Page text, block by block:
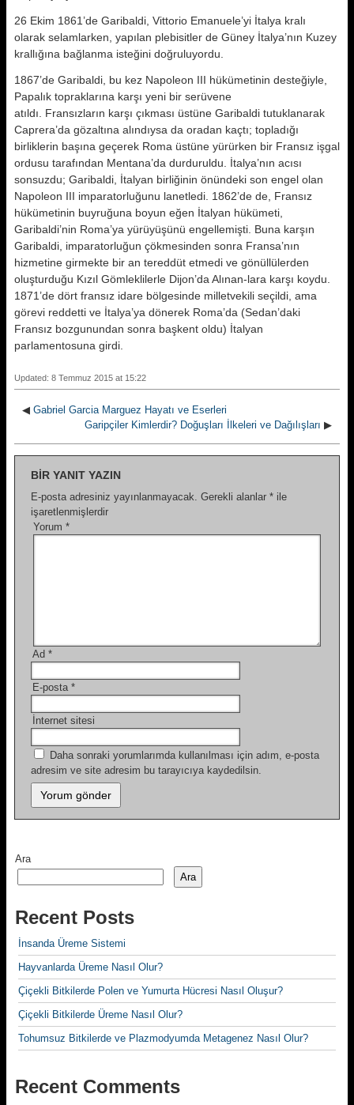
26 Ekim 1861’de Garibaldi, Vittorio Emanuele’yi İtalya kralı
olarak selamlarken, yapılan plebisitler de Güney İtalya’nın Kuzey
krallığına bağlanma isteğini doğruluyordu.
1867’de Garibaldi, bu kez Napoleon III hükümetinin desteğiyle,
Papalık topraklarına karşı yeni bir serüvene
atıldı. Fransızların karşı çıkması üstüne Garibaldi tutuklanarak
Caprera’da gözaltına alındıysa da oradan kaçtı; topladığı
birliklerin başına geçerek Roma üstüne yürürken bir Fransız işgal
ordusu tarafından Mentana’da durduruldu. İtalya’nın acısı
sonsuzdu; Garibaldi, İtalyan birliğinin önündeki son engel olan
Napoleon III imparatorluğunu lanetledi. 1862’de de, Fransız
hükümetinin buyruğuna boyun eğen İtalyan hükümeti,
Garibaldi’nin Roma’ya yürüyüşünü engellemişti. Buna karşın
Garibaldi, imparatorluğun çökmesinden sonra Fransa’nın
hizmetine girmekte bir an tereddüt etmedi ve gönüllülerden
oluşturduğu Kızıl Gömleklilerle Dijon’da Alınan-lara karşı koydu.
1871’de dört fransız idare bölgesinde milletvekili seçildi, ama
görevi reddetti ve İtalya’ya dönerek Roma’da (Sedan’daki
Fransız bozgunundan sonra başkent oldu) İtalyan
parlamentosuna girdi.
Updated: 8 Temmuz 2015 at 15:22
◀ Gabriel Garcia Marguez Hayatı ve Eserleri
Garipçiler Kimlerdir? Doğuşları İlkeleri ve Dağılışları ▶
BIR YANIT YAZIN
E-posta adresiniz yayınlanmayacak. Gerekli alanlar * ile
işaretlenmişlerdir
Yorum *
Ad *
E-posta *
İnternet sitesi
Daha sonraki yorumlarımda kullanılması için adım, e-posta
adresim ve site adresim bu tarayıcıya kaydedilsin.
Ara
Ara
Recent Posts
İnsanda Üreme Sistemi
Hayvanlarda Üreme Nasıl Olur?
Çiçekli Bitkilerde Polen ve Yumurta Hücresi Nasıl Oluşur?
Çiçekli Bitkilerde Üreme Nasıl Olur?
Tohumsuz Bitkilerde ve Plazmodyumda Metagenez Nasıl Olur?
Recent Comments